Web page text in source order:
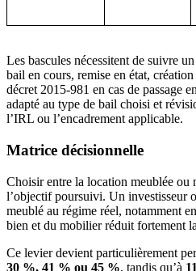
Les bascules nécessitent de suivre
bail en cours, remise en état,
décret 2015-981 en cas de passage
adapté au type de bail choisi et
l’IRL ou l’encadrement applicable.
Matrice décisionnelle
Choisir entre la location meublée ou
l’objectif poursuivi. Un investisseur
meublé au régime réel, notamment
bien et du mobilier réduit fortement
Ce levier devient particulièrement
30 %, 41 % ou 45 %, tandis qu’à